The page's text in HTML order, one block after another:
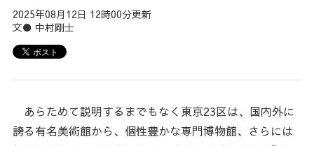
2025年08月12日 12時00分更新
文● 中村剛士
あらためて説明するまでもなく東京23区は、国内外に
誇る有名美術館から、個性豊かな専門博物館、さらには